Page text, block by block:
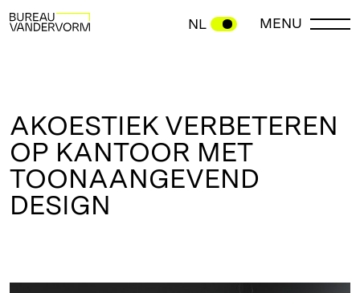
NL MENU
AKOESTIEK VERBETEREN
OP KANTOOR MET
TOONAANGEVEND
DESIGN